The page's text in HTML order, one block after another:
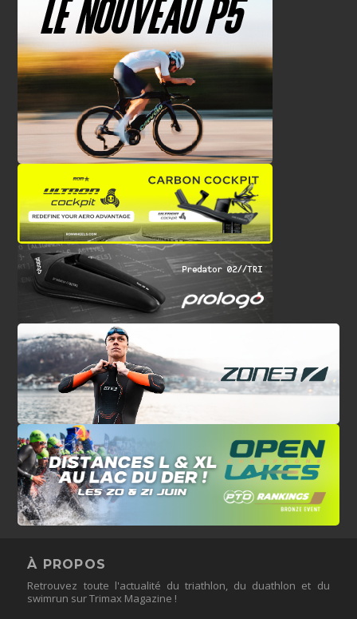
À PROPOS
Retrouvez toute l'actualité du triathlon, du duathlon et du
swimrun sur Trimax Magazine !